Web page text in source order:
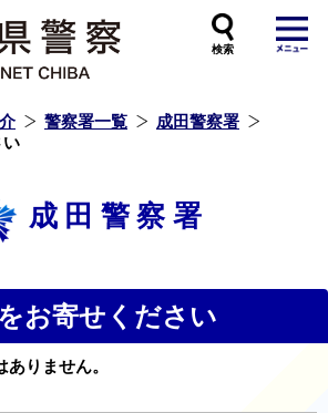
警察署一覧
成田警察署
い
成田警察署
お寄せください
りません。